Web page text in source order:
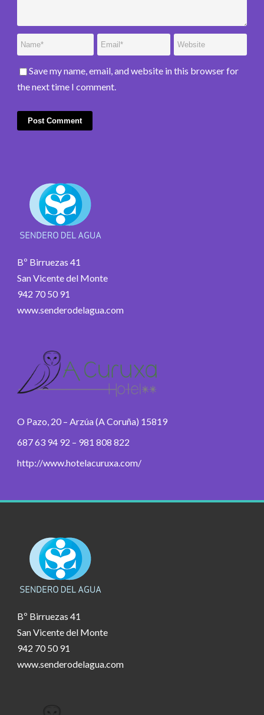
Save my name, email, and website in this browser for
the next time I comment.
Bº Birruezas 41
San Vicente del Monte
942 70 50 91
www.senderodelagua.com
O Pazo, 20 – Arzúa (A Coruña) 15819
687 63 94 92 – 981 808 822
http://www.hotelacuruxa.com/
Bº Birruezas 41
San Vicente del Monte
942 70 50 91
www.senderodelagua.com